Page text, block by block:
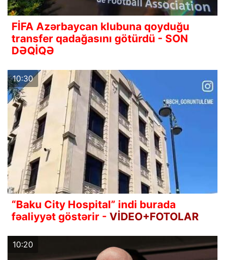
FİFA Azərbaycan klubuna qoyduğu
transfer qadağasını götürdü - SON
DƏQİQƏ
10:30
“Baku City Hospital” indi burada
fəaliyyət göstərir - VİDEO+FOTOLAR
10:20